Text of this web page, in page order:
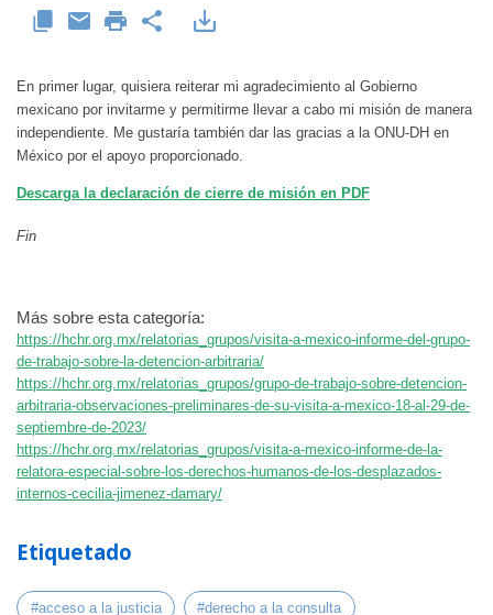
En primer lugar, quisiera reiterar mi agradecimiento al Gobierno
mexicano por invitarme y permitirme llevar a cabo mi misión de manera
independiente. Me gustaría también dar las gracias a la ONU-DH en
México por el apoyo proporcionado.
Descarga la declaración de cierre de misión en PDF
Fin
Más sobre esta categoría:
https://hchr.org.mx/relatorias_grupos/visita-a-mexico-informe-del-grupo-
de-trabajo-sobre-la-detencion-arbitraria/
https://hchr.org.mx/relatorias_grupos/grupo-de-trabajo-sobre-detencion-
arbitraria-observaciones-preliminares-de-su-visita-a-mexico-18-al-29-de-
septiembre-de-2023/
https://hchr.org.mx/relatorias_grupos/visita-a-mexico-informe-de-la-
relatora-especial-sobre-los-derechos-humanos-de-los-desplazados-
internos-cecilia-jimenez-damary/
Etiquetado
#acceso a la justicia #derecho a la consulta